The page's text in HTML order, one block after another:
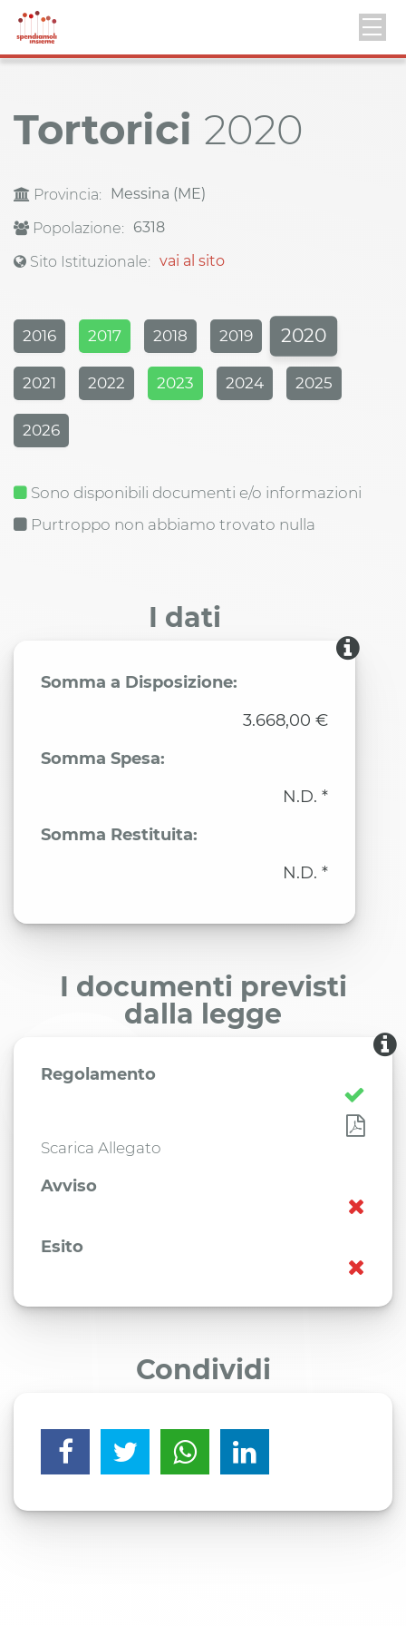
Tortorici 2020
Provincia:
Messina (ME)
Popolazione:
6318
Sito Istituzionale: vai al sito
2016 2017 2018 2019 2020
2021 2022 2023 2024 2025
2026
Sono disponibili documenti e/o informazioni
Purtroppo non abbiamo trovato nulla
I dati
Somma a Disposizione:
3.668,00 €
Somma Spesa:
N.D. *
Somma Restituita:
N.D. *
I documenti previsti
dalla legge
Regolamento
Scarica Allegato
Avviso
Esito
Condividi